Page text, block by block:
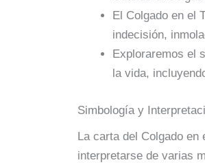
El Colgado en el
indecisión,
Exploraremos el
la vida,
Simbología y
La carta del Colgado en
interpretarse de varias